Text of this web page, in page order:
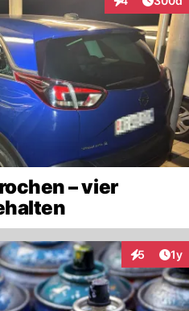
Interaktionen
– vier
5 1y